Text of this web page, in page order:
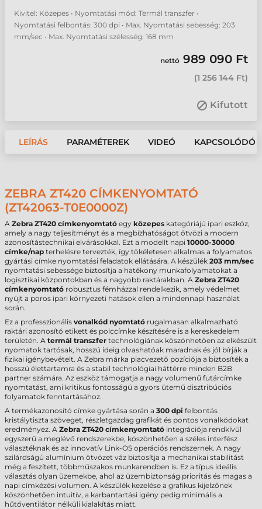
Kivitel: Közepes • Nyomtatási mód: Termál transzfer •
Nyomtatási felbontás: 300 dpi • Max. Nyomtatási sebesség: 203
mm/sec • Max. Nyomtatási szélesség: 168 mm
nettó 989 090 Ft
(1 256 144 Ft)
Kifutott
LEÍRÁS PARAMÉTEREK VIDEÓ KAPCSOLÓDÓ
ZEBRA ZT420 CÍMKENYOMTATÓ
(ZT42063-T0E0000Z)
A Zebra ZT420 címkenyomtató egy közepes kategóriájú ipari eszköz,
amely a nagy teljesítményt és a megbízhatóságot ötvözi a modern
azonosítástechnikai elvárásokkal. Ezt a modellt napi 10000-30000
címke/nap terhelésre tervezték, így tökéletesen alkalmas a folyamatos
gyártási címke nyomtatási feladatok ellátására. A készülék 203 mm/sec
nyomtatási sebessége biztosítja a hatékony munkafolyamatokat a
logisztikai központokban és a nagyobb raktárakban. A Zebra ZT420
címkenyomtató robusztus fémházzal rendelkezik, amely védelmet
nyújt a poros ipari környezeti hatások ellen a mindennapi használat
során.
Ez a professzionális vonalkód nyomtató rugalmasan alkalmazható
raktári azonosító etikett és polccímke készítésére is a kereskedelem
területén. A termál transzfer technológiának köszönhetően az elkészült
nyomatok tartósak, hosszú ideig olvashatóak maradnak és jól bírják a
fizikai igénybevételt. A Zebra márka piacvezető pozíciója a biztosíték a
hosszú élettartamra és a stabil technológiai háttérre minden B2B
partner számára. Az eszköz támogatja a nagy volumenű futárcímke
nyomtatást, ami kritikus fontosságú a gyors ütemű disztribúciós
folyamatok fenntartásához.
A termékazonosító címke gyártása során a 300 dpi felbontás
kristálytiszta szöveget, részletgazdag grafikát és pontos vonalkódokat
eredményez. A Zebra ZT420 címkenyomtató integrációja rendkívül
egyszerű a meglévő rendszerekbe, köszönhetően a széles interfész
választéknak és az innovatív Link-OS operációs rendszernek. A nagy
szilárdságú alumínium ötvözet váz biztosítja a mechanikai stabilitást
még a feszített, többműszakos munkarendben is. Ez a típus ideális
választás olyan üzemekbe, ahol az üzembiztonság prioritás és magas a
napi címkézési volumen. A készülék kezelése a grafikus kijelzőnek
köszönhetően intuitív, a karbantartási igény pedig minimális a
hűtőventilátor nélküli kialakítás miatt.